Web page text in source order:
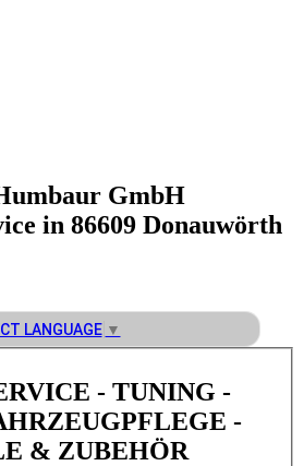
GmbH
in 86609 Donauwörth
LANGUAGE ▼
- TUNING -
-
& ZUBEHÖR